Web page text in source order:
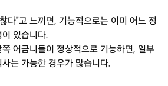
다”고 느끼면, 기능적으로는 이미 어느 정
있습니다.
어금니들이 정상적으로 기능하면, 일부
는 가능한 경우가 많습니다.